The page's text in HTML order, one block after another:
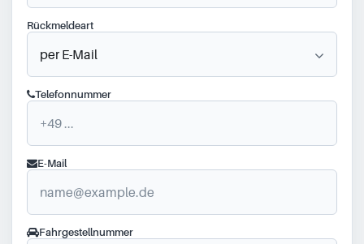
Rückmeldeart
Telefonnummer
E-Mail
Fahrgestellnummer